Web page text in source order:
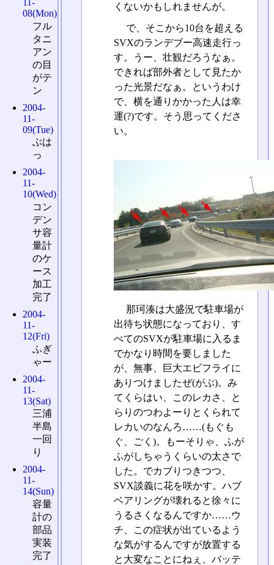
くないかもしれませんが。
で、そこから10台を超える
SVXのランデブー高速走行っ
す。うー、壮観だろうなぁ。
できれば部外者として見たか
った光景だなぁ。というわけ
で、横を通りかかった人は幸
運(?)です。そう思ってくださ
い。
那珂湊は大盛況で駐車場が
出待ち状態になっており、す
べてのSVXが駐車場に入るま
でかなり時間を要しました
が、無事、巨大エビフライに
ありつけましたぜ(がぶ)。み
てくらはい、このレカさ、と
らりのつわよーりとくられて
レカいのなんろ……(もぐも
ぐ、ごく)。もーそりゃ、ふが
ふがしちゃうくらいの太さで
した。でカブりつきつつ、
SVX談義に花を咲かす。ハブ
ベアリングが壊れると徐々に
うるさくなるんですか……ウ
チ、この症状が出ているよう
な気がするんですが放置する
と大変なことにねぇ、バッテ
11-
08(Mon)
フル
タニ
アン
の目
がテ
ン
2004-
11-
09(Tue)
ぶは
っ
2004-
11-
10(Wed)
コン
デン
サ容
量計
のケ
ース
加工
完了
2004-
11-
12(Fri)
ふぎ
ゃー
2004-
11-
13(Sat)
三浦
半島
一回
り
2004-
11-
14(Sun)
容量
計の
部品
実装
完了